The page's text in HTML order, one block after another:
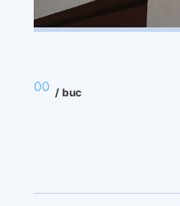
00 / buc